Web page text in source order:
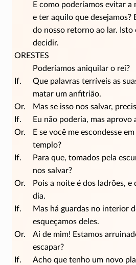
E como poderíamos evitar a
e ter aquilo que desejamos?
do nosso retorno ao lar. Isto
decidir.
ORESTES
Poderíamos aniquilar o rei?
If.
Que palavras terríveis as
matar um anfitrião.
Or.
Mas se isso nos salvar,
If.
Eu não poderia, mas aprovo
Or.
E se você me escondesse
templo?
If.
Para que, tomados pela
nos salvar?
Or.
Pois a noite é dos ladrões, e
dia.
If.
Mas há guardas no interior
esqueçamos deles.
Or.
Ai de mim! Estamos
escapar?
If.
Acho que tenho um novo